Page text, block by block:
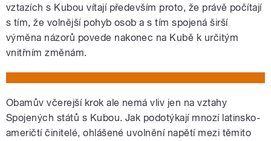
vztazích s Kubou vítají především proto, že právě počítají
s tím, že volnější pohyb osob a s tím spojená širší
výměna názorů povede nakonec na Kubě k určitým
vnitřním změnám.
Obamův včerejší krok ale nemá vliv jen na vztahy
Spojených států s Kubou. Jak podotýkají mnozí latinsko-
američtí činitelé, ohlášené uvolnění napětí mezi těmito